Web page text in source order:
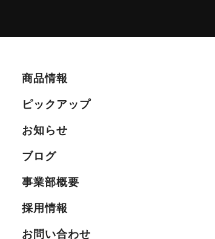
商品情報
ピックアップ
お知らせ
ブログ
事業部概要
採用情報
お問い合わせ